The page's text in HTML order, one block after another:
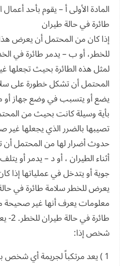
المادة الأولى أ – يقوم بأحد
طائرة في حالة طيران
إذا كان من المحتمل أن يعرض
للخطر، أو ب – يدمر طائرة في
لمثل هذه الطائرة بحيث تجعلها
المحتمل أن تشكل خطورة على
يضع أو يتسبب في وضع جهاز أو
بأية وسيلة كانت بحيث من
تصيبها بالضرر الذي يجعلها
حدوث أضرار لها من المحتمل
أثناء الطيران ، أو د – يدمر أو
جوية أو يتدخل في عملياتها إذا
يعرض للخطر سلامة طائرة في
معلومات يعرف أنها غير
شخص إذا:
1 ) يعد مرتكباً لجريمة أي شخص بغير حق مشروع ومتعمداً.